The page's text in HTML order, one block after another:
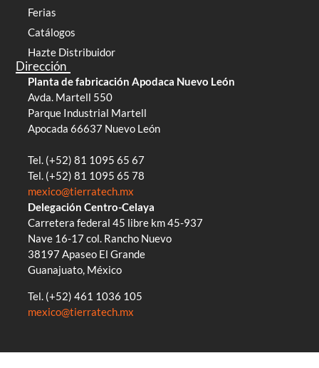
Ferias
Catálogos
Hazte Distribuidor
Dirección
Planta de fabricación Apodaca Nuevo León
Avda. Martell 550
Parque Industrial Martell
Apocada 66637 Nuevo León
Tel. (+52) 81 1095 65 67
Tel. (+52) 81 1095 65 78
mexico@tierratech.mx
Delegación Centro-Celaya
Carretera federal 45 libre km 45-937
Nave 16-17 col. Rancho Nuevo
38197 Apaseo El Grande
Guanajuato, México
Tel. (+52) 461 1036 105
mexico@tierratech.mx